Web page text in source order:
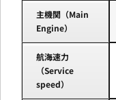
主機関（Main
Engine）
航海速力
（Service
speed）